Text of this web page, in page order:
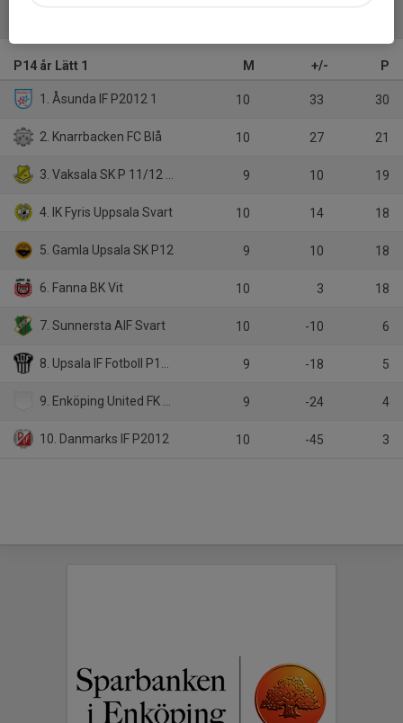
P14 år Lätt 1 M +/- P
1. Åsunda IF P2012 1 10 33 30
2. Knarrbacken FC Blå 10 27 21
3. Vaksala SK P 11/12 LS 9 10 19
4. IK Fyris Uppsala Svart 10 14 18
5. Gamla Upsala SK P12 9 10 18
6. Fanna BK Vit 10 3 18
7. Sunnersta AIF Svart 10 -10 6
8. Upsala IF Fotboll P12 Svart 9 -18 5
9. Enköping United FK P2012 9 -24 4
10. Danmarks IF P2012 10 -45 3